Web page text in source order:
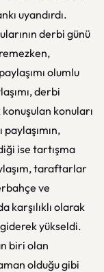
uyandırdı.
derbi günü
olumlu
derbi
konuları
ise tartışma
taraftarlar
ve
karşılıklı olarak
yükseldi.
biri olan
olduğu gibi